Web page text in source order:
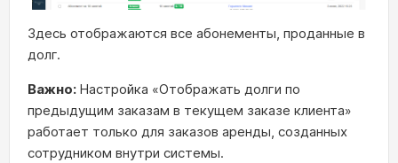
Здесь отображаются все абонементы, проданные в
долг.
Важно: Настройка «Отображать долги по
предыдущим заказам в текущем заказе клиента»
работает только для заказов аренды, созданных
сотрудником внутри системы.